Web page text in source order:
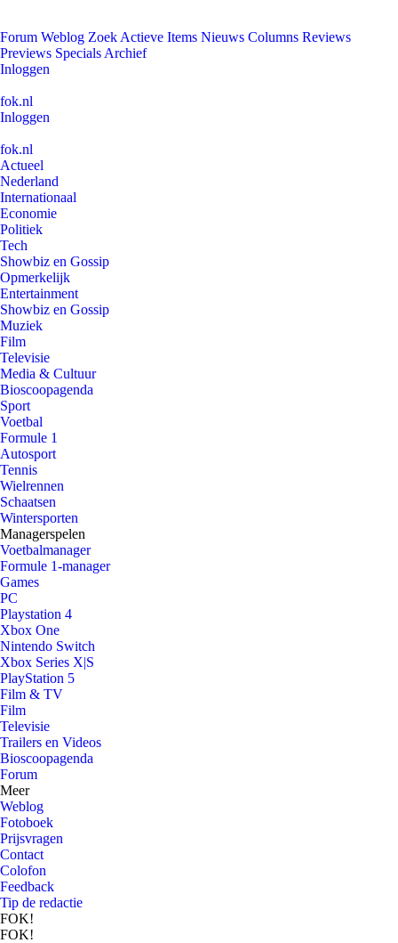
Forum Weblog Zoek Actieve Items Nieuws Columns Reviews
Previews Specials Archief
Inloggen
fok.nl
Inloggen
fok.nl
Actueel
Nederland
Internationaal
Economie
Politiek
Tech
Showbiz en Gossip
Opmerkelijk
Entertainment
Showbiz en Gossip
Muziek
Film
Televisie
Media & Cultuur
Bioscoopagenda
Sport
Voetbal
Formule 1
Autosport
Tennis
Wielrennen
Schaatsen
Wintersporten
Managerspelen
Voetbalmanager
Formule 1-manager
Games
PC
Playstation 4
Xbox One
Nintendo Switch
Xbox Series X|S
PlayStation 5
Film & TV
Film
Televisie
Trailers en Videos
Bioscoopagenda
Forum
Meer
Weblog
Fotoboek
Prijsvragen
Contact
Colofon
Feedback
Tip de redactie
FOK!
FOK!